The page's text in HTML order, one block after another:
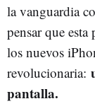
la vanguardia
pensar que esta
los nuevos
revolucionaria:
pantalla.